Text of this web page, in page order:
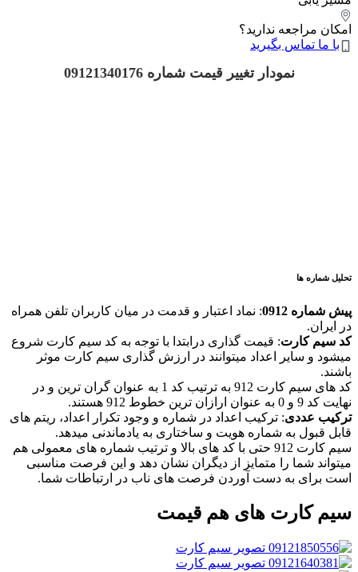
امکان مراجعه ندارید؟
با ما تماس بگیرید
نمودار تغییر قیمت شماره 09121340176
تحلیل شماره ها
پیش شماره 0912
: نماد اعتبار و قدمت در میان کاربران تلفن همراه
در ایران.
کد سیم کارت: قیمت گذاری درابتدا با توجه به کد سیم کارت شروع
میشود و سایر اعداد میتوانند در ارزش گذاری سیم کارت موثر
باشند.
کد های سیم کارت 912 به ترتیب کد 1 به عنوان گران ترین و در
نهایت کد 9 و 0 به عنوان ارازان ترین خطوط 912 هستند.
ترکیب عددی: ترکیب اعداد در شماره و وجود تکرار اعداد، ریتم های
قابل قبول به شماره هویت و ساختاری به یادماندنی میدهد.
سیم کارت 912 حتی با کد های بالا و ترتیب شماره های معمولی هم
میتواند شما را متمایز از دیگران نشان دهد و این فرصت مناسبی
است برای به دست آوردن فرصت های ناب در ارتباطات شما.
سیم کارت های هم قیمت